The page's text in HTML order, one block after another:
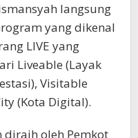
langsung
yang dikenal
LIVE yang
Liveable (Layak
Visitable
(Kota Digital).
diraih oleh Pemkot